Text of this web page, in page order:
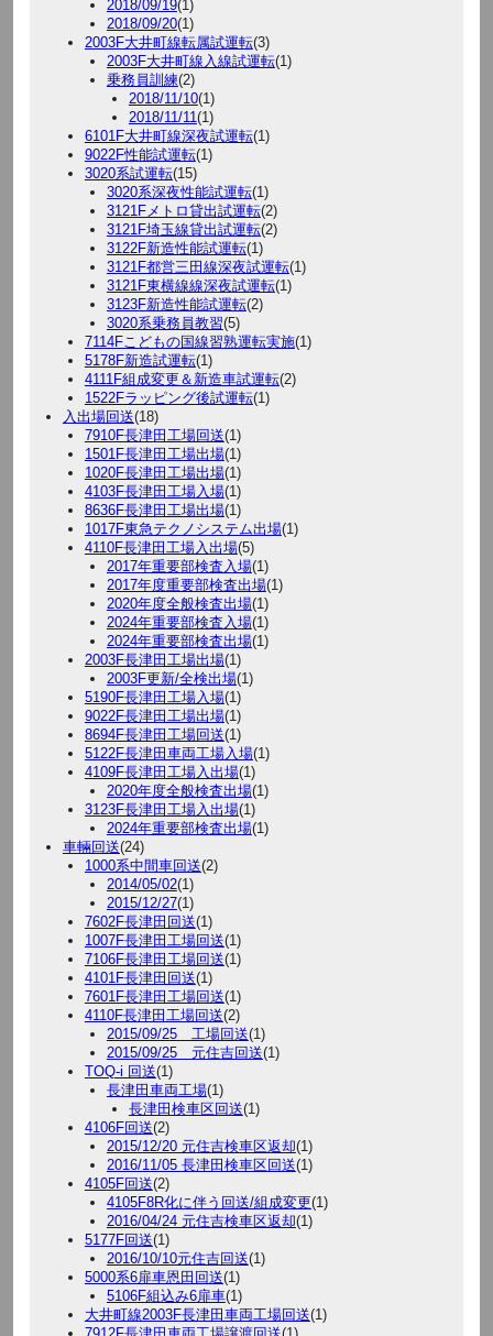
2018/09/19(1)
2018/09/20(1)
2003F大井町線転属試運転(3)
2003F大井町線入線試運転(1)
乗務員訓練(2)
2018/11/10(1)
2018/11/11 (1)
6101F大井町線深夜試運転(1)
9022F性能試運転(1)
3020系試運転(15)
3020系深夜性能試運転(1)
3121Fメトロ貸出試運転(2)
3121F埼玉線貸出試運転(2)
3122F新造性能試運転(1)
3121F都営三田線深夜試運転(1)
3121F東横線線深夜試運転(1)
3123F新造性能試運転(2)
3020系乗務員教習(5)
7114Fこどもの国線習熟運転実施(1)
5178F新造試運転(1)
4111F組成変更＆新造車試運転(2)
1522Fラッピング後試運転(1)
入出場回送(18)
7910F長津田工場回送(1)
1501F長津田工場出場(1)
1020F長津田工場出場(1)
4103F長津田工場入場(1)
8636F長津田工場出場(1)
1017F東急テクノシステム出場(1)
4110F長津田工場入出場(5)
2017年重要部検査入場(1)
2017年度重要部検査出場(1)
2020年度全般検査出場(1)
2024年重要部検査入場(1)
2024年重要部検査出場(1)
2003F長津田工場出場(1)
2003F更新/全検出場(1)
5190F長津田工場入場(1)
9022F長津田工場出場(1)
8694F長津田工場回送(1)
5122F長津田車両工場入場(1)
4109F長津田工場入出場(1)
2020年度全般検査出場(1)
3123F長津田工場入出場(1)
2024年重要部検査出場(1)
車輛回送(24)
1000系中間車回送(2)
2014/05/02(1)
2015/12/27(1)
7602F長津田回送(1)
1007F長津田工場回送(1)
7106F長津田工場回送(1)
4101F長津田回送(1)
7601F長津田工場回送(1)
4110F長津田工場回送(2)
2015/09/25 工場回送(1)
2015/09/25 元住吉回送(1)
TOQ-i 回送(1)
長津田車両工場(1)
長津田検車区回送(1)
4106F回送(2)
2015/12/20 元住吉検車区返却(1)
2016/11/05 長津田検車区回送(1)
4105F回送(2)
4105F8R化に伴う回送/組成変更(1)
2016/04/24 元住吉検車区返却(1)
5177F回送(1)
2016/10/10元住吉回送(1)
5000系6扉車恩田回送(1)
5106F組込み6扉車(1)
大井町線2003F長津田車両工場回送(1)